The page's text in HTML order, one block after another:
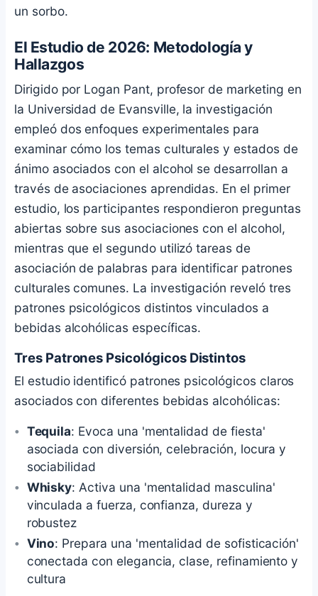
un sorbo.
El Estudio de 2026: Metodología y
Hallazgos
Dirigido por Logan Pant, profesor de marketing en
la Universidad de Evansville, la investigación
empleó dos enfoques experimentales para
examinar cómo los temas culturales y estados de
ánimo asociados con el alcohol se desarrollan a
través de asociaciones aprendidas. En el primer
estudio, los participantes respondieron preguntas
abiertas sobre sus asociaciones con el alcohol,
mientras que el segundo utilizó tareas de
asociación de palabras para identificar patrones
culturales comunes. La investigación reveló tres
patrones psicológicos distintos vinculados a
bebidas alcohólicas específicas.
Tres Patrones Psicológicos Distintos
El estudio identificó patrones psicológicos claros
asociados con diferentes bebidas alcohólicas:
Tequila: Evoca una 'mentalidad de fiesta'
asociada con diversión, celebración, locura y
sociabilidad
Whisky: Activa una 'mentalidad masculina'
vinculada a fuerza, confianza, dureza y
robustez
Vino: Prepara una 'mentalidad de sofisticación'
conectada con elegancia, clase, refinamiento y
cultura